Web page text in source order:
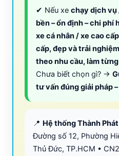
✔ Nếu xe chạy dịch vụ
bền – ổn định – chi phí
xe cá nhân / xe cao cấp
cấp, đẹp và trải
theo nhu cầu, làm
Chưa biết chọn gì? →
tư vấn đúng giải pháp
📍 Hệ thống Thành
Đường số 12, Phường
Thủ Đức, TP.HCM •